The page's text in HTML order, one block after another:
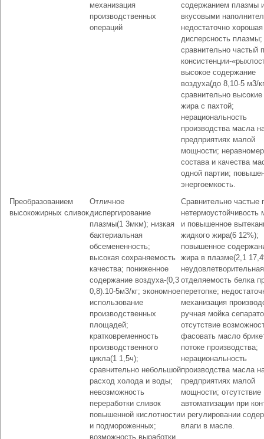
механизация
производственных
операций
содержанием плазмы
вкусовыми
недостаточно хорошая
дисперсность плазмы;
сравнительно частый
консистенции-
высокое содержание
воздуха(до 8,10-5 м3/
сравнительно высокие
жира с пахтой;
нерациональность
производства масла
предприятиях малой
мощности;
состава и качества
одной партии;
энергоемкость.
Преобразованием
высокожирных сливок
Отличное
диспергирование
плазмы(1 3мкм); низкая
бактериальная
обсемененность;
высокая сохраняемость
качества; пониженное
содержание воздуха-(0,3
0,8).10-5м3/кг; экономное
использование
производственных
площадей;
кратковременность
производственного
цикла(1 1,5ч);
сравнительно небольшой
расход холода и воды;
невозможность
переработки сливок
повышенной кислотности
и подмороженных;
возможность выработки
Сравнительно частые
нетермоустойчивость
и повышенное
жидкого жира(6 12%);
повышенное
жира в плазме(2,1
неудовлетворительная
отделяемость белка
перетопке;
механизация
ручная мойка
отсутствие
фасовать масло
потоке производства;
нерациональность
производства масла
предприятиях малой
мощности; отсутствие
автоматизации при
и регулировании
влаги в масле.